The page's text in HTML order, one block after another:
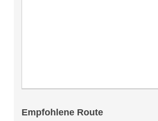
Empfohlene Route